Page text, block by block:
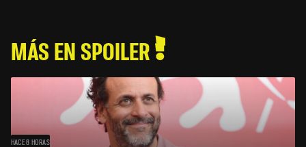
MÁS EN SPOILER
HACE 8 HORAS